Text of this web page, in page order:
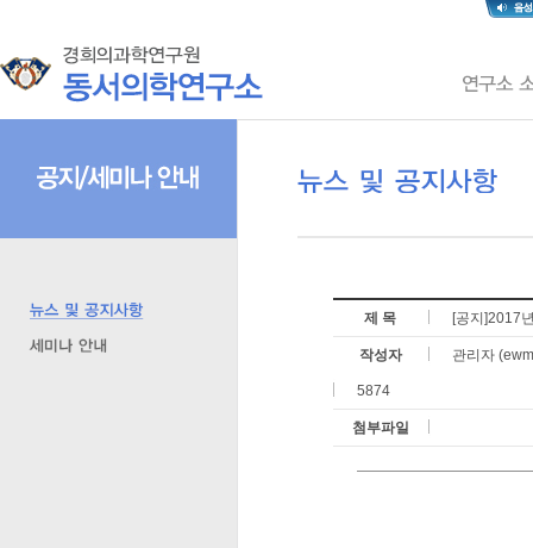
제 목 [공지]2017
작성자 관리자
5874
첨부파일